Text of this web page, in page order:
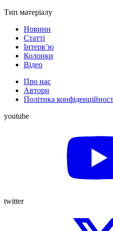
Тип матеріалу
Новини
Статті
Інтерв’ю
Колонки
Відео
Про нас
Автори
Політика
youtube
twitter